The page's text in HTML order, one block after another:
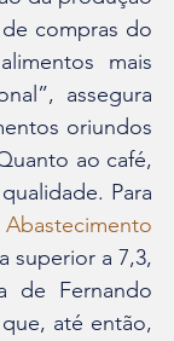
compras do
mais
assegura
oriundos
ao café,
Para
superior a 7,3,
de Fernando
até então,